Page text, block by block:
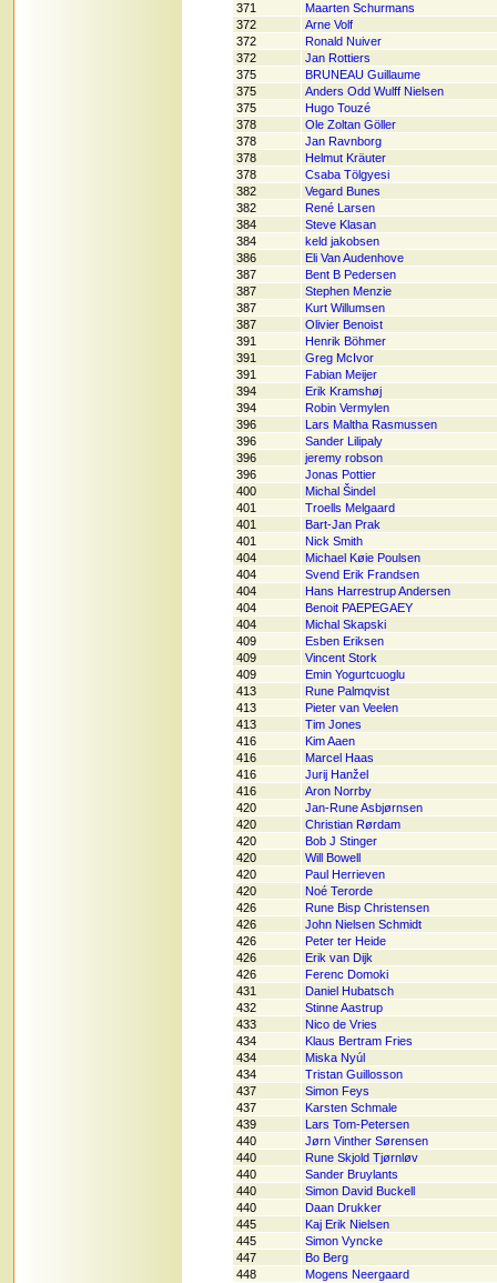
371
Maarten Schurmans
372
Arne Volf
372
Ronald Nuiver
372
Jan Rottiers
375
BRUNEAU Guillaume
375
Anders Odd Wulff Nielsen
375
Hugo Touzé
378
Ole Zoltan Göller
378
Jan Ravnborg
378
Helmut Kräuter
378
Csaba Tölgyesi
382
Vegard Bunes
382
René Larsen
384
Steve Klasan
384
keld jakobsen
386
Eli Van Audenhove
387
Bent B Pedersen
387
Stephen Menzie
387
Kurt Willumsen
387
Olivier Benoist
391
Henrik Böhmer
391
Greg McIvor
391
Fabian Meijer
394
Erik Kramshøj
394
Robin Vermylen
396
Lars Maltha Rasmussen
396
Sander Lilipaly
396
jeremy robson
396
Jonas Pottier
400
Michal Šindel
401
Troells Melgaard
401
Bart-Jan Prak
401
Nick Smith
404
Michael Køie Poulsen
404
Svend Erik Frandsen
404
Hans Harrestrup Andersen
404
Benoit PAEPEGAEY
404
Michal Skapski
409
Esben Eriksen
409
Vincent Stork
409
Emin Yogurtcuoglu
413
Rune Palmqvist
413
Pieter van Veelen
413
Tim Jones
416
Kim Aaen
416
Marcel Haas
416
Jurij Hanžel
416
Aron Norrby
420
Jan-Rune Asbjørnsen
420
Christian Rørdam
420
Bob J Stinger
420
Will Bowell
420
Paul Herrieven
420
Noé Terorde
426
Rune Bisp Christensen
426
John Nielsen Schmidt
426
Peter ter Heide
426
Erik van Dijk
426
Ferenc Domoki
431
Daniel Hubatsch
432
Stinne Aastrup
433
Nico de Vries
434
Klaus Bertram Fries
434
Miska Nyúl
434
Tristan Guillosson
437
Simon Feys
437
Karsten Schmale
439
Lars Tom-Petersen
440
Jørn Vinther Sørensen
440
Rune Skjold Tjørnløv
440
Sander Bruylants
440
Simon David Buckell
440
Daan Drukker
445
Kaj Erik Nielsen
445
Simon Vyncke
447
Bo Berg
448
Mogens Neergaard